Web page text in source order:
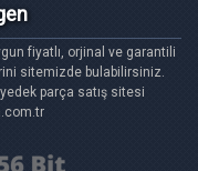
fiyatlı, orjinal ve garantili
sitemizde bulabilirsiniz.
parça satış sitesi